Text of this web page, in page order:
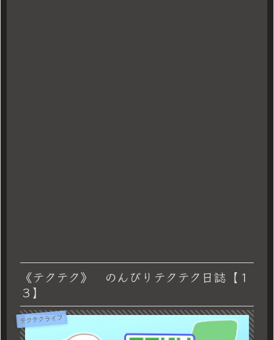
《テクテク》 のんびりテクテク日誌【１
３】
テクテクライフ